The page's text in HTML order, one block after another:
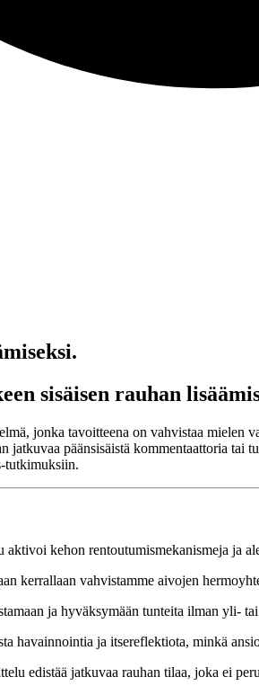
sisäisen rauhan
jonka tavoitteena on vahvistaa
päänsisäistä kommentaattoria tai
tutkimuksiin.
kehon rentoutumismekanismeja ja
kerrallaan vahvistamme aivojen
ja hyväksymään tunteita ilman yli-
havainnointia ja itsereflektiota, minkä
edistää jatkuvaa rauhan tilaa, joka ei